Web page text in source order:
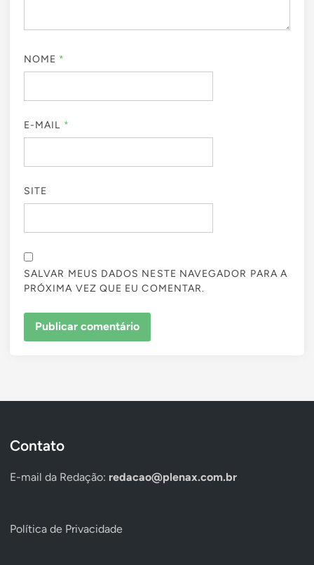
NOME *
E-MAIL *
SITE
SALVAR MEUS DADOS NESTE NAVEGADOR PARA A
PRÓXIMA VEZ QUE EU COMENTAR.
Contato
E-mail da Redação: redacao@plenax.com.br
Política de Privacidade